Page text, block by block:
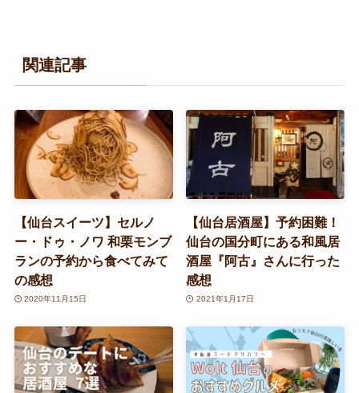
関連記事
【仙台スイーツ】セルノ
ー・ドゥ・ノワ 和栗モンブ
ランの予約から食べてみて
の感想
2020年11月15日
【仙台居酒屋】予約困難！
仙台の国分町にある和風居
酒屋『阿古』さんに行った
感想
2021年1月17日